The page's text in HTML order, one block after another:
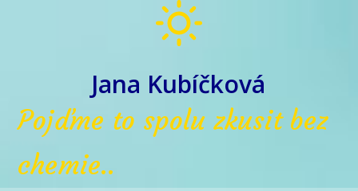
Jana Kubíčková
Pojďme to spolu zkusit bez
chemie..